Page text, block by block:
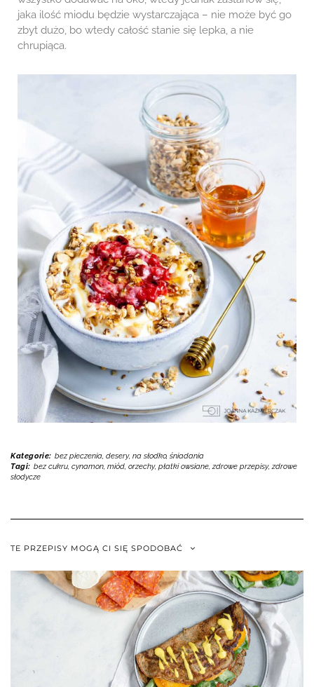
jaka ilość miodu będzie wystarczająca – nie może być go
zbyt dużo, bo wtedy całość stanie się lepka, a nie
chrupiąca.
Kategorie: bez pieczenia, desery, na słodko, śniadania
Tagi: bez cukru, cynamon, miód, orzechy, płatki owsiane,zdrowe przepisy,zdrowe
słodycze
TE PRZEPISY MOGĄ CI SIĘ SPODOBAĆ